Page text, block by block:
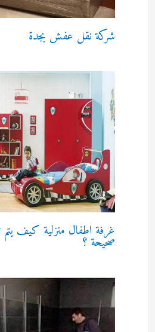
شركة نقل عفش بجدة
غرفة اطفال منزلية كيف يتم
صحيحة ؟